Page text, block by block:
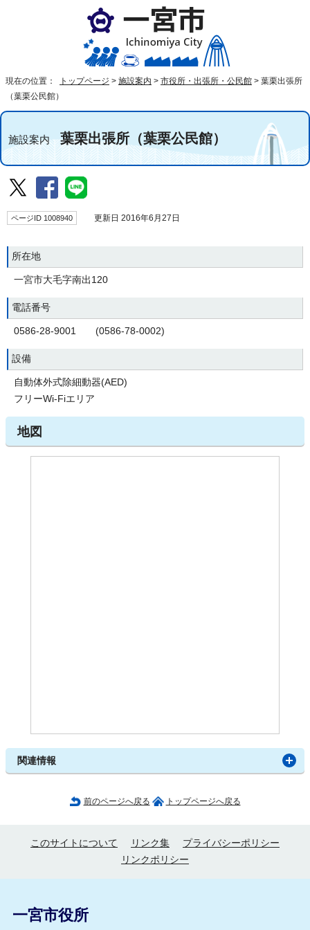
現在の位置： トップページ > 施設案内 > 市役所・出張所・公民館 > 葉栗出張所
（葉栗公民館）
施設案内葉栗出張所（葉栗公民館）
ページID 1008940 更新日 2016年6月27日
所在地
一宮市大毛字南出120
電話番号
0586-28-9001 (0586-78-0002)
設備
自動体外式除細動器(AED)
フリーWi-Fiエリア
地図
関連情報
前のページへ戻る トップページへ戻る
このサイトについて リンク集
プライバシーポリシー
リンクポリシー
一宮市役所